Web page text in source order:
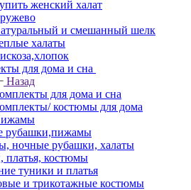
женский халат
и смешанный шелк
халаты
для дома и сна
Назад
для дома и сна
костюмы для дома
рубашки,пижамы
ночные рубашки, халаты
платья, костюмы
туники и платья
и трикотажные костюмы